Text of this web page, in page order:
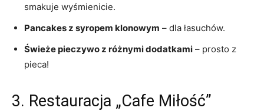
smakuje wyśmienicie.
Pancakes z syropem klonowym – dla łasuchów.
Świeże pieczywo z różnymi dodatkami – prosto z
pieca!
3. Restauracja „Cafe Miłość”